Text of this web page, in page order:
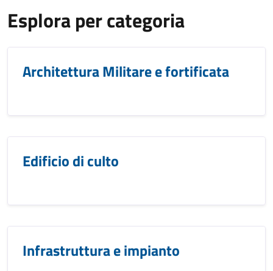
Esplora per categoria
Architettura Militare e fortificata
Edificio di culto
Infrastruttura e impianto